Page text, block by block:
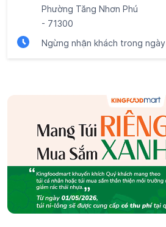
Phường Tăng Nhơn Phú
- 71300
Ngừng nhận khách trong ngày